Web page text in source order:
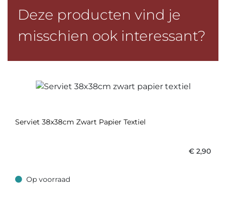
Deze producten vind je
misschien ook interessant?
Serviet 38x38cm Zwart Papier Textiel
€ 2,90
Op voorraad
Op voorraad